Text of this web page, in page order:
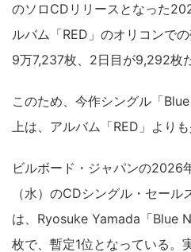
のソロCDリリースとなった
ルバム「RED」のオリコンで
9万7,237枚、2日目が9,292枚
このため、今作シングル「
上は、アルバム「RED」よりも
ビルボード・ジャパンの2026
（水）のCDシングル・セー
は、Ryosuke Yamada「Blue
枚で、暫定1位となっている。